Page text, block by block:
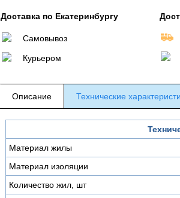
Доставка по Екатеринбургу
Самовывоз
Курьером
Описание Технические
Материал жилы
Материал изоляции
Количество жил, шт